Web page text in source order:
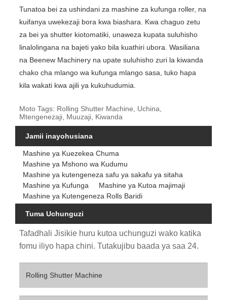
Tunatoa bei za ushindani za mashine za kufunga roller, na
kuifanya uwekezaji bora kwa biashara. Kwa chaguo zetu
za bei ya shutter kiotomatiki, unaweza kupata suluhisho
linalolingana na bajeti yako bila kuathiri ubora. Wasiliana
na Beenew Machinery na upate suluhisho zuri la kiwanda
chako cha mlango wa kufunga mlango sasa, tuko hapa
kila wakati kwa ajili ya kukuhudumia.
Moto Tags: Rolling Shutter Machine, Uchina,
Mtengenezaji, Muuzaji, Kiwanda
Jamii inayohusiana
Mashine ya Kuezekea Chuma
Mashine ya Mshono wa Kudumu
Mashine ya kutengeneza safu ya sakafu ya sitaha
Mashine ya Kufunga
Mashine ya Kutoa majimaji
Mashine ya Kutengeneza Rolls Baridi
Tuma Uchunguzi
Tafadhali Jisikie huru kutoa uchunguzi wako katika
fomu iliyo hapa chini. Tutakujibu baada ya saa 24.